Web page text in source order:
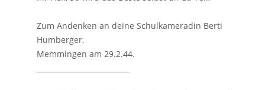
Zum Andenken an deine Schulkameradin Berti
Humberger.
Memmingen am 29.2.44.